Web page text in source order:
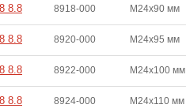
8.8 8918-000 M24x90 мм
8.8 8920-000 M24x95 мм
8.8 8922-000 M24x100 мм
8.8 8924-000 M24x110 мм